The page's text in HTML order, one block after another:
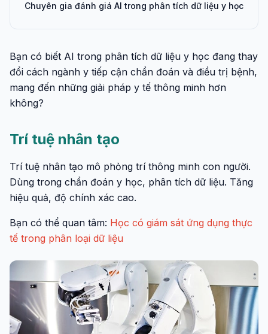
Chuyên gia đánh giá AI trong phân tích dữ liệu y học
Bạn có biết AI trong phân tích dữ liệu y học đang thay
đổi cách ngành y tiếp cận chẩn đoán và điều trị bệnh,
mang đến những giải pháp y tế thông minh hơn
không?
Trí tuệ nhân tạo
Trí tuệ nhân tạo mô phỏng trí thông minh con người.
Dùng trong chẩn đoán y học, phân tích dữ liệu. Tăng
hiệu quả, độ chính xác cao.
Bạn có thể quan tâm: Học có giám sát ứng dụng thực
tế trong phân loại dữ liệu